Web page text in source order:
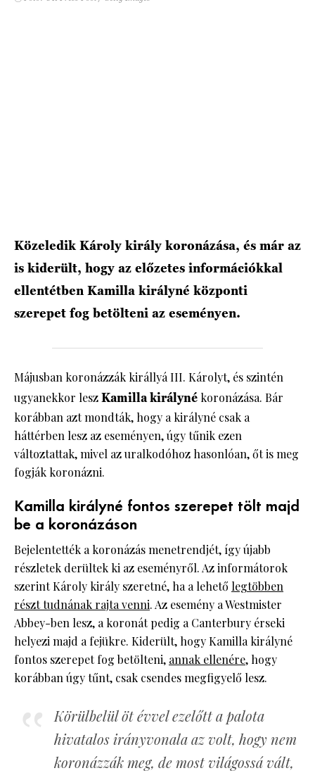
Közeledik Károly király koronázása, és már az
is kiderült, hogy az előzetes információkkal
ellentétben Kamilla királyné központi
szerepet fog betölteni az eseményen.
Májusban koronázzák királlyá III. Károlyt, és szintén
ugyanekkor leszKamilla királyné koronázása. Bár
korábban azt mondták, hogy a királyné csak a
háttérben lesz az eseményen, úgy tűnik ezen
változtattak, mivel az uralkodóhoz hasonlóan, őt is meg
fogják koronázni.
Kamilla királyné fontos szerepet tölt majd
be a koronázáson
Bejelentették a koronázás menetrendjét, így újabb
részletek derültek ki az eseményről. Az informátorok
szerint Károly király szeretné, ha a lehető legtöbben
részt tudnának rajta venni. Az esemény a Westmister
Abbey-ben lesz, a koronát pedig a Canterbury érseki
helyezi majd a fejükre. Kiderült, hogy Kamilla királyné
fontos szerepet fog betölteni, annak ellenére, hogy
korábban úgy tűnt, csak csendes megfigyelő lesz.
Körülbelül öt évvel ezelőtt a palota
hivatalos irányvonala az volt, hogy nem
koronázzák meg, de most világossá vált,